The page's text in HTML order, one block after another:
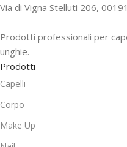
Via di Vigna Stelluti 206,
Prodotti professionali per
unghie.
Prodotti
Capelli
Corpo
Make Up